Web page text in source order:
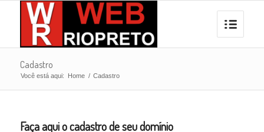
Cadastro
Você está aqui: Home / Cadastro
Faça aqui o cadastro de seu domínio